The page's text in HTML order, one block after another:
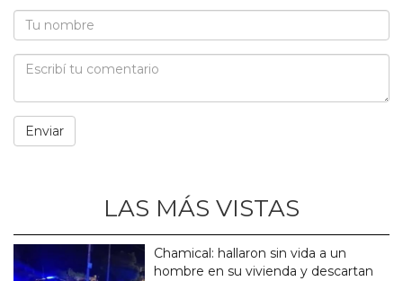
LAS MÁS VISTAS
Chamical: hallaron sin vida a un
hombre en su vivienda y descartan